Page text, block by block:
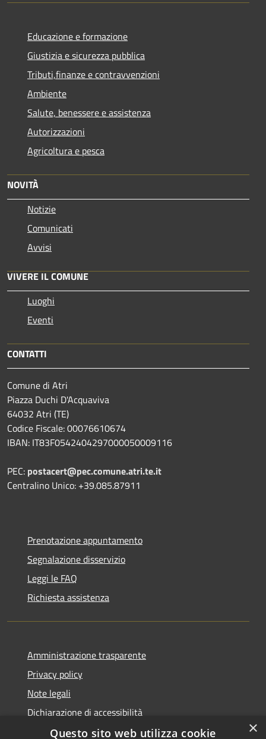
Educazione e formazione
Giustizia e sicurezza pubblica
Tributi,finanze e contravvenzioni
Ambiente
Salute, benessere e assistenza
Autorizzazioni
Agricoltura e pesca
NOVITÀ
Notizie
Comunicati
Avvisi
VIVERE IL COMUNE
Luoghi
Eventi
CONTATTI
Comune di Atri
Piazza Duchi D'Acquaviva
64032 Atri (TE)
Codice Fiscale: 00076610674
IBAN: IT83F0542404297000050009116
PEC: postacert@pec.comune.atri.te.it
Centralino Unico: +39.085.87911
Prenotazione appuntamento
Segnalazione disservizio
Leggi le FAQ
Richiesta assistenza
Amministrazione trasparente
Privacy policy
Note legali
Dichiarazione di accessibilità
×
Questo sito web utilizza cookie